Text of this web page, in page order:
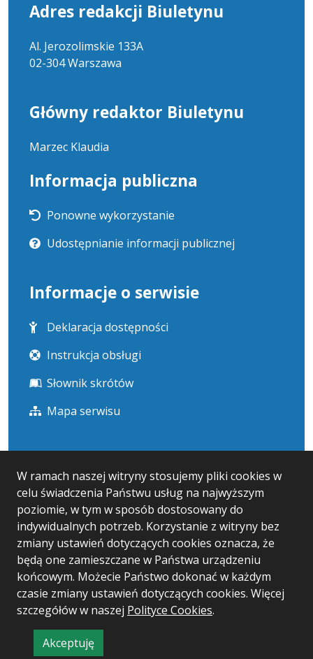
W ramach naszej witryny stosujemy pliki cookies w
celu świadczenia Państwu usług na najwyższym
poziomie, w tym w sposób dostosowany do
indywidualnych potrzeb. Korzystanie z witryny bez
zmiany ustawień dotyczących cookies oznacza, że
będą one zamieszczane w Państwa urządzeniu
końcowym. Możecie Państwo dokonać w każdym
czasie zmiany ustawień dotyczących cookies. Więcej
szczegółów w naszej Polityce Cookies.
Akceptuję
Adres redakcji Biuletynu
Al. Jerozolimskie 133A
02-304 Warszawa
Główny redaktor Biuletynu
Marzec Klaudia
Informacja publiczna
Ponowne wykorzystanie
Udostępnianie informacji publicznej
Informacje o serwisie
Deklaracja dostępności
Instrukcja obsługi
Słownik skrótów
Mapa serwisu
Statystyki oglądalności
Ostatnio dodane
Polityka prywatności
Wersja systemu: 5.7.0 [127]
Ostatnia aktualizacja BIP: 06.08.2026 12:00
CMS i hosting: Logonet Sp. z o.o. w Bydgoszczy